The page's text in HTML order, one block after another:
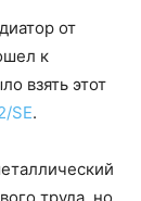
от
к
взять этот
SE.